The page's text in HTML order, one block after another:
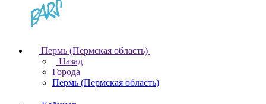
Пермь (Пермская область)
Назад
Города
Пермь (Пермская область)